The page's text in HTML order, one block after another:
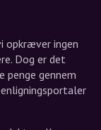
opkræver ingen
Dog er det
penge gennem